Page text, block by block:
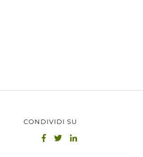
CONDIVIDI SU